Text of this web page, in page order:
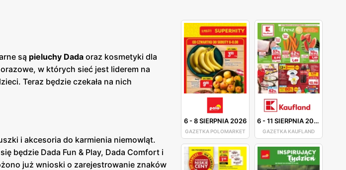
6-8 SIERPNIA 2026
GAZETKA POLOMARKET
6-11 SIERPNIA 2026
GAZETKA KAUFLAND
są pieluchy Dada oraz kosmetyki dla
w których sieć jest liderem na
Teraz będzie czekała na nich
i akcesoria do karmienia niemowląt.
będzie Dada Fun & Play, Dada Comfort i
już wnioski o zarejestrowanie znaków